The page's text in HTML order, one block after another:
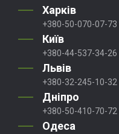
Харків
+380-50-070-07-73
Київ
+380-44-537-34-26
Львів
+380-32-245-10-32
Дніпро
+380-50-410-70-72
Одеса